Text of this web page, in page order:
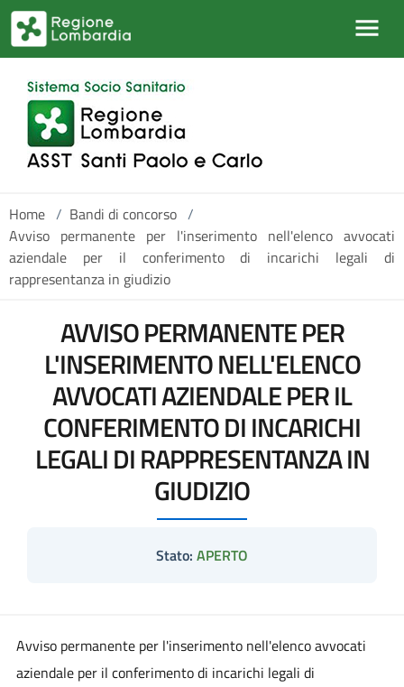
Salta al contenuto principale
Home / Bandi di concorso /
Avviso permanente per l'inserimento nell'elenco avvocati
aziendale per il conferimento di incarichi legali di
rappresentanza in giudizio
AVVISO PERMANENTE PER
L'INSERIMENTO NELL'ELENCO
AVVOCATI AZIENDALE PER IL
CONFERIMENTO DI INCARICHI
LEGALI DI RAPPRESENTANZA IN
GIUDIZIO
Stato: APERTO
Avviso permanente per l'inserimento nell'elenco avvocati
aziendale per il conferimento di incarichi legali di